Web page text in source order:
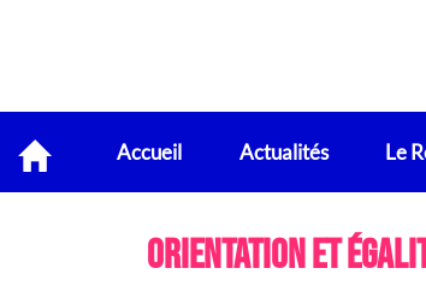
Accueil Actualités Le
Orientation et